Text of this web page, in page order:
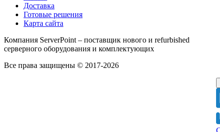
Доставка
Готовые решения
Карта сайта
Компания ServerPoint – поставщик нового и refurbished
серверного оборудования и комплектующих
Все права защищены © 2017-2026